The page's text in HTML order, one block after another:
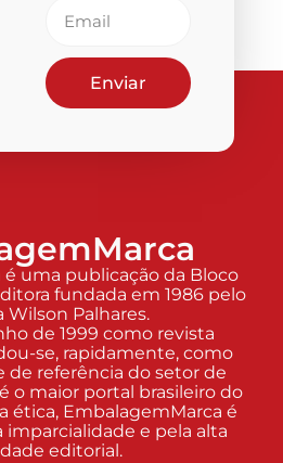
Enviar
uma publicação da Bloco
fundada em 1986 pelo
Wilson Palhares.
de 1999 como revista
se, rapidamente, como
referência do setor de
o maior portal brasileiro do
ética, EmbalagemMarca é
imparcialidade e pela alta
editorial.